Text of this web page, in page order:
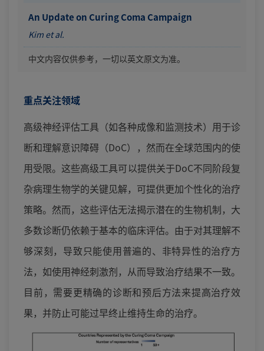
An Update on Curing Coma Campaign
Kim et al.
中文内容仅供参考，一切以英文原文为准。
重点关注领域
高级神经评估工具（如各种成像和监测技术）用于诊
断和理解意识障碍（DoC），然而在全球范围内的使
用受限。这些高级工具可以提供关于DoC不同阶段复
杂病理生物学的关键见解，可提供更加个性化的治疗
策略。然而，这些评估无法揭示潜在的生物机制，大
多数诊断仍依赖于基本的临床评估。由于对其理解不
够深刻，导致只能使用普遍的、非特异性的治疗方
法，如使用神经刺激剂，从而导致治疗结果不一致。
目前，需要更精确的诊断和预后方法来提高治疗效
果，并防止可能过早终止维持生命的治疗。